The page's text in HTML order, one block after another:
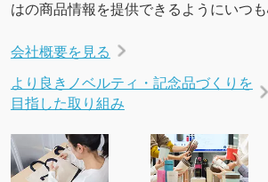
はの商品情報を提供できるようにいつも
会社概要を見る
より良きノベルティ・記念品づくりを
目指した取り組み